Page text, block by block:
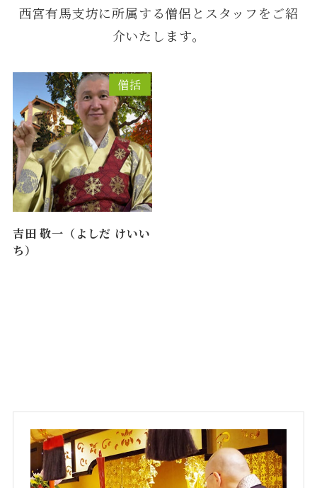
西宮有馬支坊に所属する僧侶とスタッフをご紹
介いたします。
僧括
吉田 敬一（よしだ けいい
ち）